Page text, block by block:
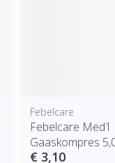
Febelcare
Febelcare Med1
Gaaskompres
€ 3,10